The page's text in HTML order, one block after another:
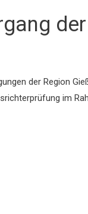
der Region
im